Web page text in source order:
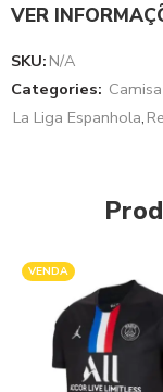
VER
SKU: N/A
Categories:
La Liga Espanhola,
VENDA